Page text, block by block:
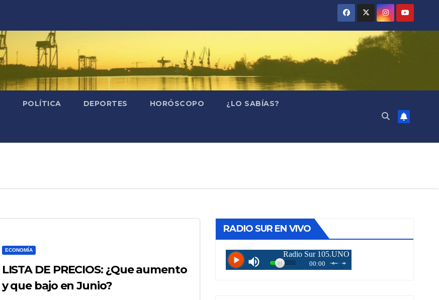
POLÍTICA DEPORTES HORÓSCOPO ¿LO SABÍAS?
ECONOMÍA
LISTA DE PRECIOS: ¿Que aumento
y que bajo en Junio?
RADIO SUR EN VIVO